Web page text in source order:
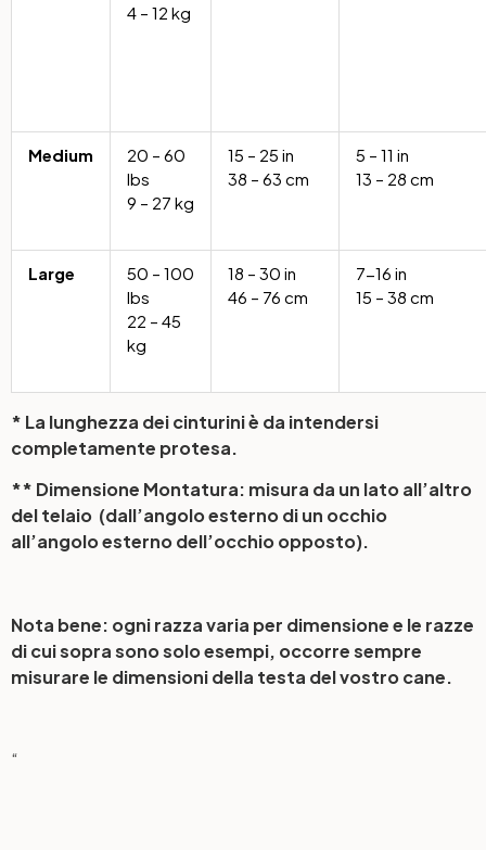
4 – 12 kg
Medium
20 – 60
lbs
9 – 27 kg
15 – 25 in
38 – 63 cm
5 – 11 in
13 – 28 cm
Large
50 – 100
lbs
22 – 45
kg
18 – 30 in
46 – 76 cm
7-16 in
15 – 38 cm
* La lunghezza dei cinturini è da intendersi
completamente protesa.
** Dimensione Montatura: misura da un lato all’altro
del telaio (dall’angolo esterno di un occhio
all’angolo esterno dell’occhio opposto).
Nota bene: ogni razza varia per dimensione e le razze
di cui sopra sono solo esempi, occorre sempre
misurare le dimensioni della testa del vostro cane.
“